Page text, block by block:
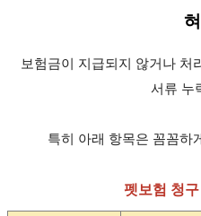
보험금이 지급되지 않거나 처
서류 누
특히 아래 항목은 꼼꼼하
펫보험 청